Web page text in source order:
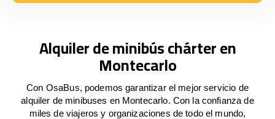
Alquiler de minibús chárter en
Montecarlo
Con OsaBus, podemos garantizar el mejor servicio de
alquiler de minibuses en Montecarlo. Con la confianza de
miles de viajeros y organizaciones de todo el mundo,